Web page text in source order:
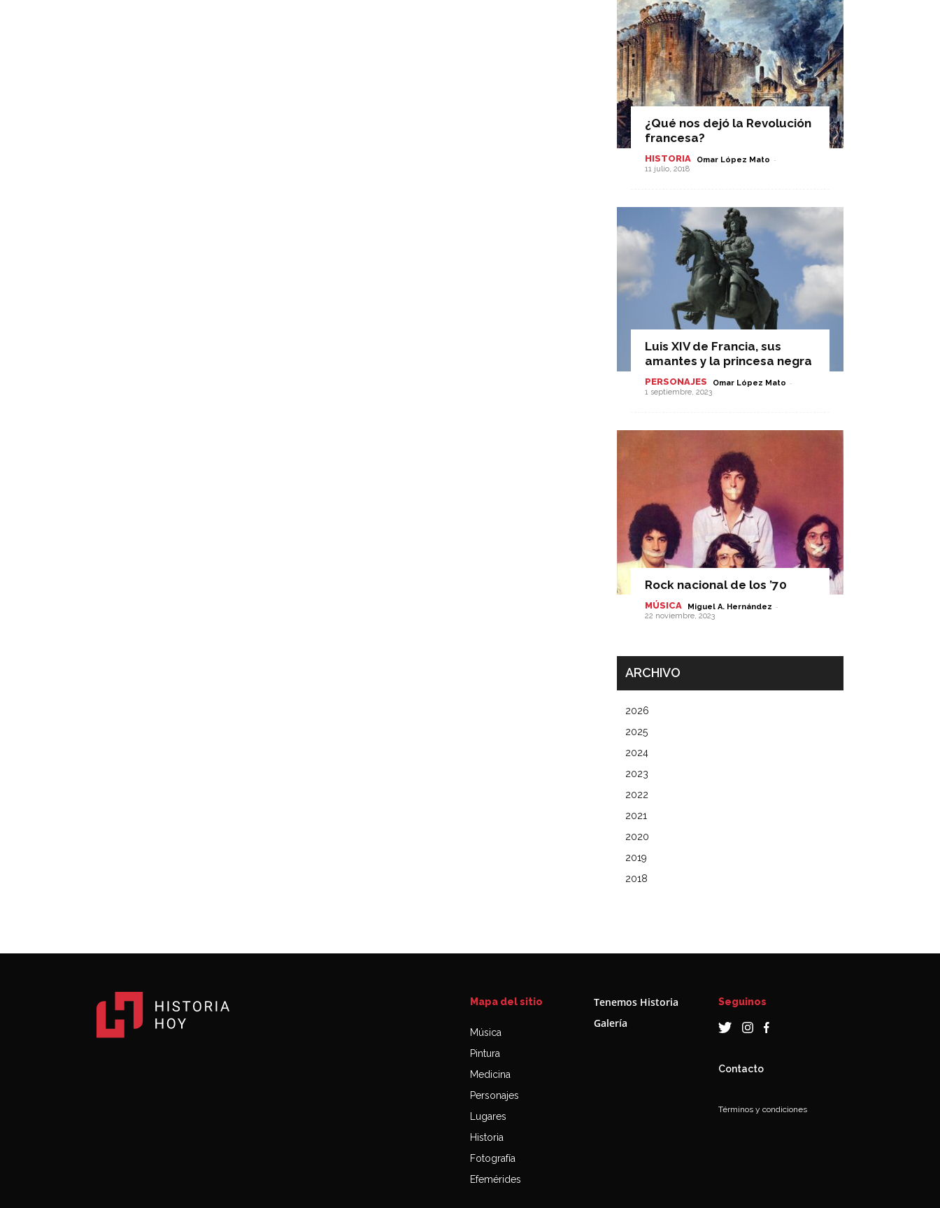
¿Qué nos dejó la Revolución
francesa?
HISTORIA Omar López Mato -
11 julio, 2018
Luis XIV de Francia, sus
amantes y la princesa negra
PERSONAJES Omar López Mato -
1 septiembre, 2023
Rock nacional de los ’70
MÚSICA Miguel A. Hernández -
22 noviembre, 2023
ARCHIVO
2026
2025
2024
2023
2022
2021
2020
2019
2018
Mapa del sitio
Música
Pintura
Medicina
Personajes
Lugares
Historia
Fotografía
Efemérides
Tenemos Historia
Galería
Seguinos
Contacto
Términos y condiciones